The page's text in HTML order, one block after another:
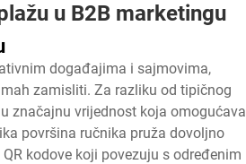
u B2B marketingu
događajima i sajmovima,
zamisliti. Za razliku od tipičnog
značajnu vrijednost koja omogućava
površina ručnika pruža dovoljno
kodove koji povezuju s određenim